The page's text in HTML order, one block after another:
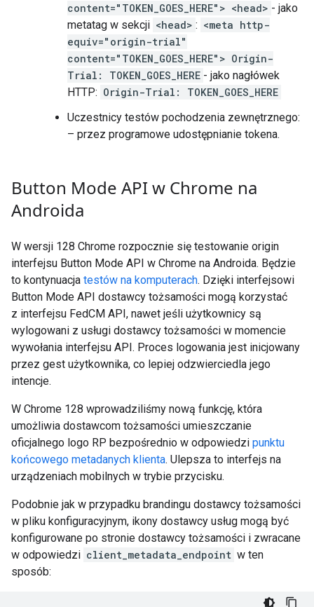
content="TOKEN_GOES_HERE"> <head> - jako
metatag w sekcji <head> : <meta http-
equiv="origin-trial"
content="TOKEN_GOES_HERE"> Origin-
Trial: TOKEN_GOES_HERE - jako nagłówek
HTTP: Origin-Trial: TOKEN_GOES_HERE
Uczestnicy testów pochodzenia zewnętrznego:
– przez programowe udostępnianie tokena.
Button Mode API w Chrome na
Androida
W wersji 128 Chrome rozpocznie się testowanie origin
interfejsu Button Mode API w Chrome na Androida. Będzie
to kontynuacja testów na komputerach. Dzięki interfejsowi
Button Mode API dostawcy tożsamości mogą korzystać
z interfejsu FedCM API, nawet jeśli użytkownicy są
wylogowani z usługi dostawcy tożsamości w momencie
wywołania interfejsu API. Proces logowania jest inicjowany
przez gest użytkownika, co lepiej odzwierciedla jego
intencje.
W Chrome 128 wprowadziliśmy nową funkcję, która
umożliwia dostawcom tożsamości umieszczanie
oficjalnego logo RP bezpośrednio w odpowiedzi punktu
końcowego metadanych klienta. Ulepsza to interfejs na
urządzeniach mobilnych w trybie przycisku.
Podobnie jak w przypadku brandingu dostawcy tożsamości
w pliku konfiguracyjnym, ikony dostawcy usług mogą być
konfigurowane po stronie dostawcy tożsamości i zwracane
w odpowiedzi client_metadata_endpoint w ten
sposób: